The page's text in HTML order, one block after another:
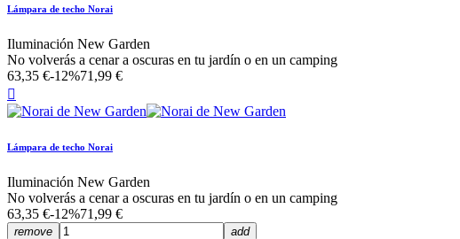
Lámpara de techo Norai
Iluminación New Garden
No volverás a cenar a oscuras en tu jardín o en un camping
63,35 €-12%71,99 €

Lámpara de techo Norai
Iluminación New Garden
No volverás a cenar a oscuras en tu jardín o en un camping
63,35 €-12%71,99 €
remove add